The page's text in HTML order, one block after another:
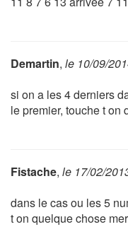
Demartin, le 10/09/
si on a les 4 derniers
le premier, touche t on
Fistache, le 17/02/
dans le cas ou les 5
t on quelque chose